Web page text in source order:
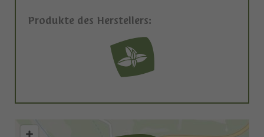
Produkte des Herstellers: